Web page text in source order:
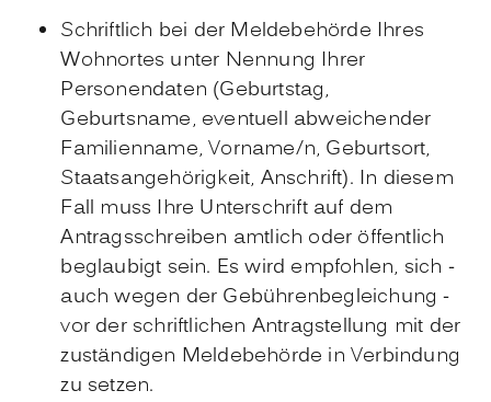
Schriftlich bei der Meldebehörde Ihres
Wohnortes unter Nennung Ihrer
Personendaten (Geburtstag,
Geburtsname, eventuell abweichender
Familienname, Vorname/n, Geburtsort,
Staatsangehörigkeit, Anschrift). In diesem
Fall muss Ihre Unterschrift auf dem
Antragsschreiben amtlich oder öffentlich
beglaubigt sein. Es wird empfohlen, sich -
auch wegen der Gebührenbegleichung -
vor der schriftlichen Antragstellung mit der
zuständigen Meldebehörde in Verbindung
zu setzen.